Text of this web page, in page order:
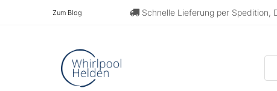
Zum Blog Schnelle Lieferung per Spedition,